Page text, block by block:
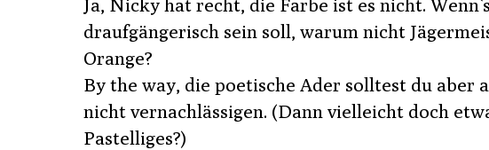
Ja, Nicky hat recht, die Farbe ist es nicht. Wenn`s
draufgängerisch sein soll, warum nicht
Orange?
By the way, die poetische Ader solltest du aber
nicht vernachlässigen. (Dann vielleicht doch
Pastelliges?)